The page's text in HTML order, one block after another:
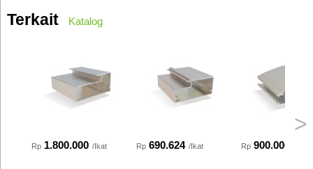
Terkait Katalog
>
Rp 1.800.000 /Ikat Rp 690.624 /Ikat Rp 900.000